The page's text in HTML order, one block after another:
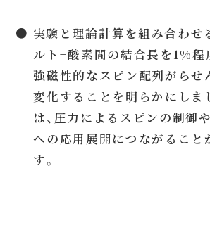
● 実験と理論計算を組み合わせ
ルト−酸素間の結合長を1%程
強磁性的なスピン配列がらせ
変化することを明らかにしま
は、圧力によるスピンの制御
への応用展開につながること
す。